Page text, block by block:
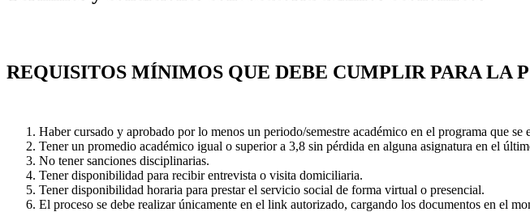
REQUISITOS MÍNIMOS QUE DEBE CUMPLIR PARA LA
Haber cursado y aprobado por lo menos un periodo/semestre académico en el programa que se
Tener un promedio académico igual o superior a 3,8 sin pérdida en alguna asignatura en el
No tener sanciones disciplinarias.
Tener disponibilidad para recibir entrevista o visita domiciliaria.
Tener disponibilidad horaria para prestar el servicio social de forma virtual o presencial.
El proceso se debe realizar únicamente en el link autorizado, cargando los documentos en el